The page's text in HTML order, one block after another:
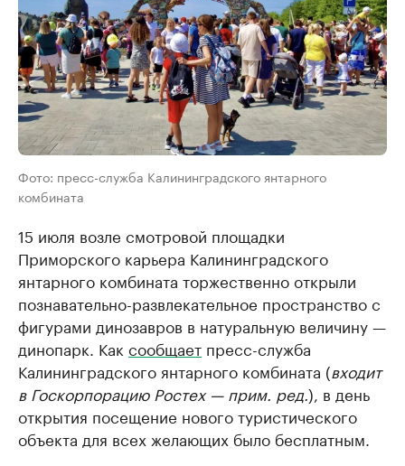
Фото: пресс-служба Калининградского янтарного
комбината
15 июля возле смотровой площадки
Приморского карьера Калининградского
янтарного комбината торжественно открыли
познавательно-развлекательное пространство с
фигурами динозавров в натуральную величину —
динопарк. Как сообщает пресс-служба
Калининградского янтарного комбината (входит
в Госкорпорацию Ростех — прим. ред.), в день
открытия посещение нового туристического
объекта для всех желающих было бесплатным.